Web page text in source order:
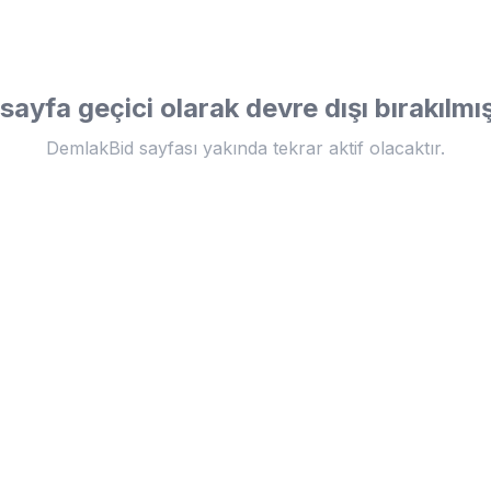
geçici olarak devre dışı
DemlakBid sayfası yakında tekrar aktif olacaktır.